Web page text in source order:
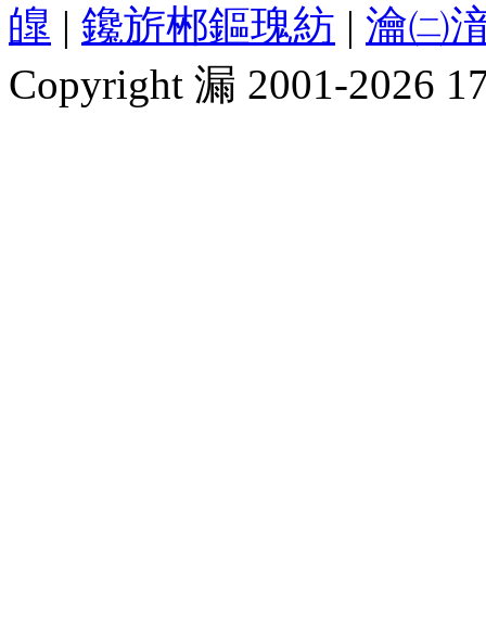
皥 | 鑱旂郴鏂瑰紡 | 瀹㈡
Copyright 漏 2001-2026